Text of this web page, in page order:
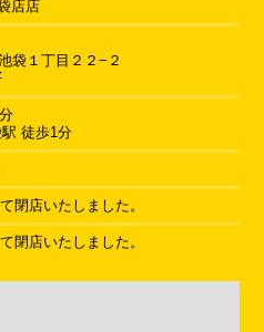
店店
袋１丁目２２−２
徒歩1分
閉店いたしました。
閉店いたしました。